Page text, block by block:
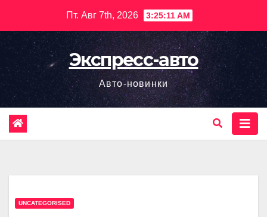
содержимому
Пт. Авг 7th, 2026 3:25:12 AM
Экспресс-авто
Авто-новинки
UNCATEGORISED